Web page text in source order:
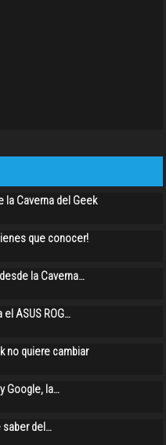
la Caverna del Geek
que conocer!
la Caverna…
ASUS ROG…
no quiere cambiar
Google, la…
saber del…